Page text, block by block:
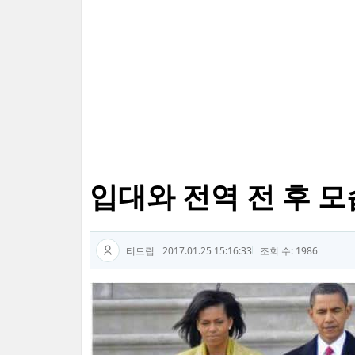
입대와 전역 전 후
티드립 2017.01.25 15:16:33 조회 수: 1986